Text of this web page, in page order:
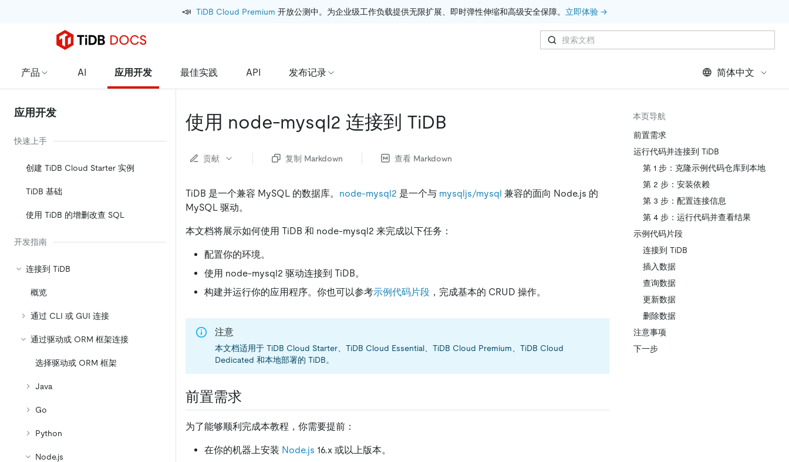
📣 TiDB Cloud Premium 开放公测中。为企业级工作负载提供无限扩展、即时弹性伸缩和高级安全保障。 立即体验 →
产品 AI 应用开发 最佳实践 API 发布记录 简体中文
应用开发
快速上手
创建 TiDB Cloud Starter 实例
TiDB 基础
使用 TiDB 的增删改查 SQL
开发指南
连接到 TiDB
概览
通过 CLI 或 GUI 连接
通过驱动或 ORM 框架连接
选择驱动或 ORM 框架
Java
Go
Python
Node.js
使用 node-mysql2 连接到 TiDB
贡献 复制 Markdown 查看 Markdown
TiDB 是一个兼容 MySQL 的数据库。 node-mysql2 是一个与 mysqljs/mysql 兼容的面向 Node.js 的
MySQL 驱动。
本文档将展示如何使用 TiDB 和 node-mysql2 来完成以下任务：
配置你的环境。
使用 node-mysql2 驱动连接到 TiDB。
构建并运行你的应用程序。你也可以参考示例代码片段 ，完成基本的 CRUD 操作。
注意
本文档适用于 TiDB Cloud Starter、TiDB Cloud Essential、TiDB Cloud Premium、TiDB Cloud
Dedicated 和本地部署的 TiDB。
前置需求
为了能够顺利完成本教程，你需要提前：
在你的机器上安装 Node.js 16.x 或以上版本。
本页导航
前置需求
运行代码并连接到 TiDB
第 1 步：克隆示例代码仓库到本地
第 2 步：安装依赖
第 3 步：配置连接信息
第 4 步：运行代码并查看结果
示例代码片段
连接到 TiDB
插入数据
查询数据
更新数据
删除数据
注意事项
下一步